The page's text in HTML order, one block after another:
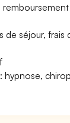
de séjour, frais
hypnose,